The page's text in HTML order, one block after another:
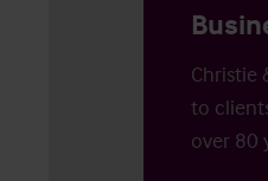
Christie
to
over 80